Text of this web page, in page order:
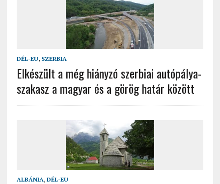
DÉL-EU, SZERBIA
Elkészült a még hiányzó szerbiai autópálya-
szakasz a magyar és a görög határ között
ALBÁNIA, DÉL-EU